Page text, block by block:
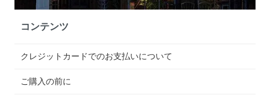
コンテンツ
クレジットカードでのお支払いについて
ご購入の前に